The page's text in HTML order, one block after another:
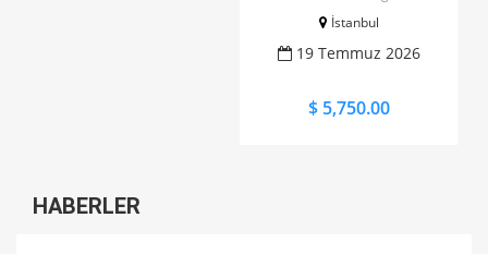
İstanbul
19 Temmuz 2026
$ 5,750.00
HABERLER